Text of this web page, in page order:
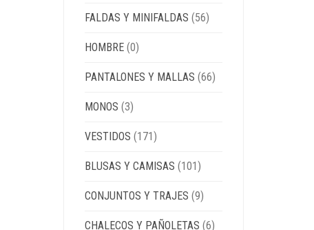
FALDAS Y MINIFALDAS (56)
HOMBRE (0)
PANTALONES Y MALLAS (66)
MONOS (3)
VESTIDOS (171)
BLUSAS Y CAMISAS (101)
CONJUNTOS Y TRAJES (9)
CHALECOS Y PAÑOLETAS (6)